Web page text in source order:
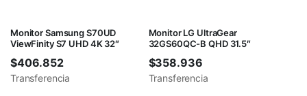
Monitor Samsung S70UD
ViewFinity S7 UHD 4K 32″
$406.852
Transferencia
Monitor LG UltraGear
32GS60QC-B QHD 31.5″
$358.936
Transferencia